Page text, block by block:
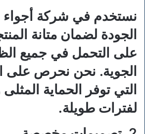
نستخدم في شركة أجواء
الجودة لضمان متانة
على التحمل في جميع
الجوية. نحن نحرص على
التي توفر الحماية
لفترات طويلة.